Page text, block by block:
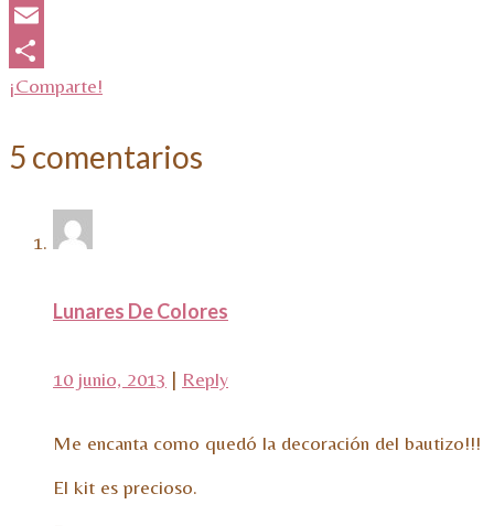
WhatsApp
Email
¡Comparte!
5 comentarios
Lunares De Colores
10 junio, 2013 | Reply
Me encanta como quedó la decoración del bautizo!!!
El kit es precioso.